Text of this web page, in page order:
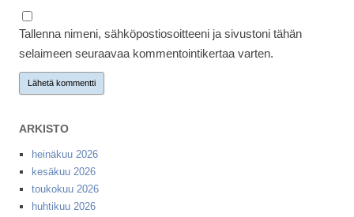
Tallenna nimeni, sähköpostiosoitteeni ja sivustoni tähän
selaimeen seuraavaa kommentointikertaa varten.
ARKISTO
heinäkuu 2026
kesäkuu 2026
toukokuu 2026
huhtikuu 2026